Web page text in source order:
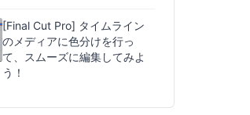
[Final Cut Pro] タイムライン
のメディアに色分けを行っ
て、スムーズに編集してみよ
う！